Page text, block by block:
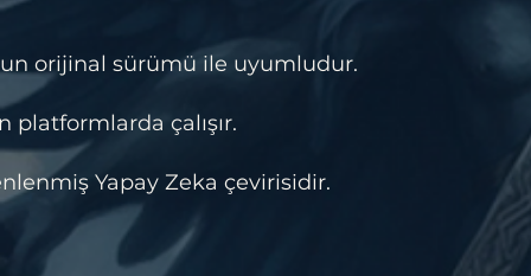
orijinal sürümü ile uyumludur.
platformlarda çalışır.
Yapay Zeka çevirisidir.